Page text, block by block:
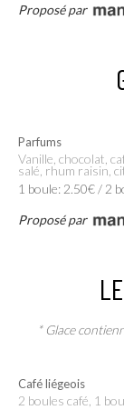
Proposé par
Parfums
vanille, chocolat, café, menthe chocolat, pistache, caramel beurre
salé, rhum raisin,
1 boule: 2.50€ / 2
Proposé par
* Glace
Café liégeois
2 boules café, 1